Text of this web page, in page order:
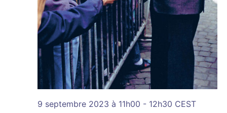
9 septembre 2023 à 11h00 - 12h30 CEST